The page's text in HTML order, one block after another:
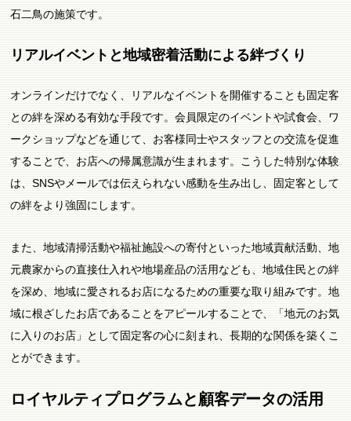
石二鳥の施策です。
リアルイベントと地域密着活動による絆づくり
オンラインだけでなく、リアルなイベントを開催することも固定客
との絆を深める有効な手段です。会員限定のイベントや試食会、ワ
ークショップなどを通じて、お客様同士やスタッフとの交流を促進
することで、お店への帰属意識が生まれます。こうした特別な体験
は、SNSやメールでは伝えられない感動を生み出し、固定客として
の絆をより強固にします。
また、地域清掃活動や福祉施設への寄付といった地域貢献活動、地
元農家からの直接仕入れや地場産品の活用なども、地域住民との絆
を深め、地域に愛されるお店になるための重要な取り組みです。地
域に根ざしたお店であることをアピールすることで、「地元のお気
に入りのお店」として固定客の心に刻まれ、長期的な関係を築くこ
とができます。
ロイヤルティプログラムと顧客データの活用